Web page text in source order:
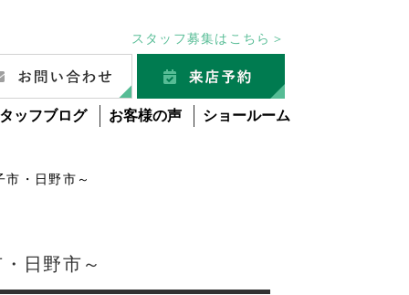
スタッフ募集はこちら＞
ッフブログ お客様の声 ショールーム
市・日野市～
日野市～